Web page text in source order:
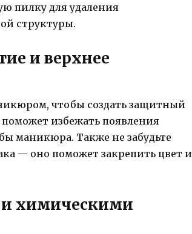
пилку для удаления
структуры.
и верхнее
чтобы создать защитный
избежать появления
маникюра. Также не забудьте
— оно поможет закрепить цвет и
и химическими